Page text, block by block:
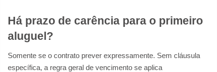
Há prazo de carência para o primeiro
aluguel?
Somente se o contrato prever expressamente. Sem cláusula
específica, a regra geral de vencimento se aplica